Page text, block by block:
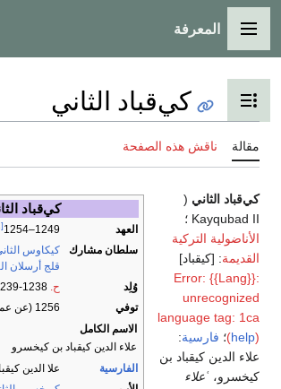
القائمة الرئيسية
المعرفة
تبديل عرض جدول المحتويات
كي‌قباد الثاني
مقالة ناقش هذه الصفحة
كي‌قباد
العهد 1249–1254
[1]
سلطان مشارك كيكاوس
قلج أرسلان
وُلِد
ح.
توفي
1256 (عن عمر 17-
الاسم الكامل
علاء الدين كيقباد بن كيخسرو
الفارسية
علا الدين
كي‌قباد الثاني (
Kayqubad II ؛
الأناضولية التركية
القديمة: [كیقباد]
Error: {{Lang}}:
unrecognized
language tag: 1ca
(help) ؛ فارسية:
علاء الدين كيقباد بن
كيخسرو،
ʿعلاء